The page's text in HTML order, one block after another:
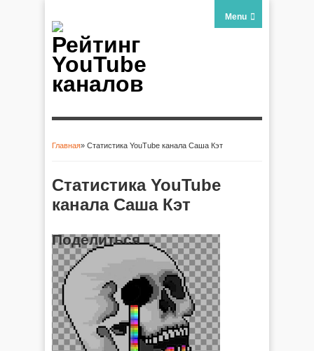
Рейтинг
YouTube
каналов
Menu
Главная» Статистика YouTube канала Саша Кэт
Статистика YouTube
канала Саша Кэт
Поделиться